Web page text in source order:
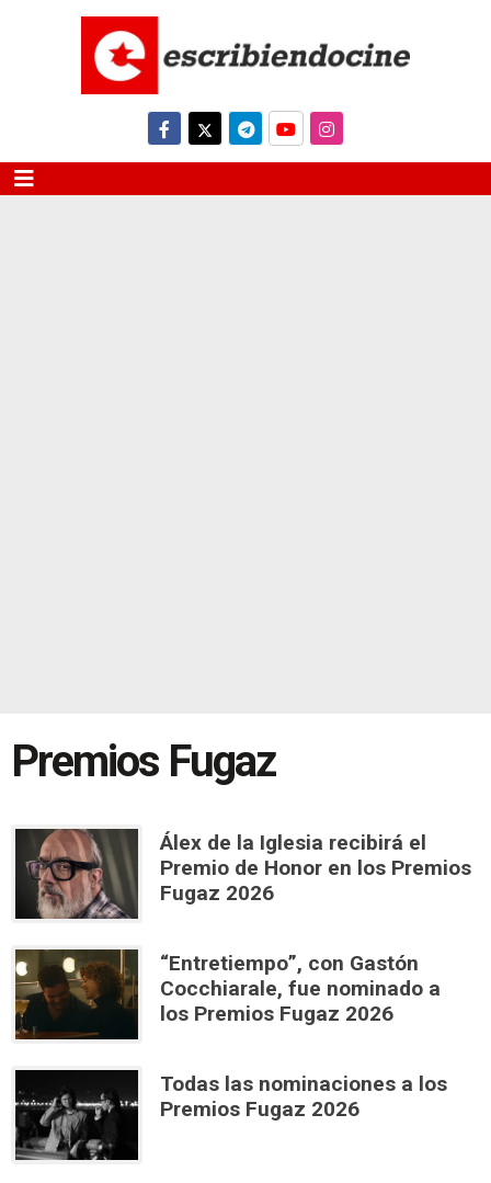
Premios Fugaz
Álex de la Iglesia recibirá el
Premio de Honor en los Premios
Fugaz 2026
“Entretiempo”, con Gastón
Cocchiarale, fue nominado a
los Premios Fugaz 2026
Todas las nominaciones a los
Premios Fugaz 2026